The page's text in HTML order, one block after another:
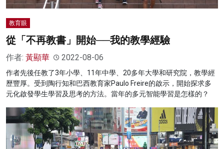
教育眼
從「不再教書」開始──我的教學經驗
作者: 黃顯華 2022-08-06
作者先後任教了3年小學、11年中學、20多年大學和研究院，教學經
歷豐厚。受到陶行知和巴西教育家Paulo Freire的啟示，開始探求多
元化啟發學生學習及思考的方法。當年的多元智能學習是怎樣的？